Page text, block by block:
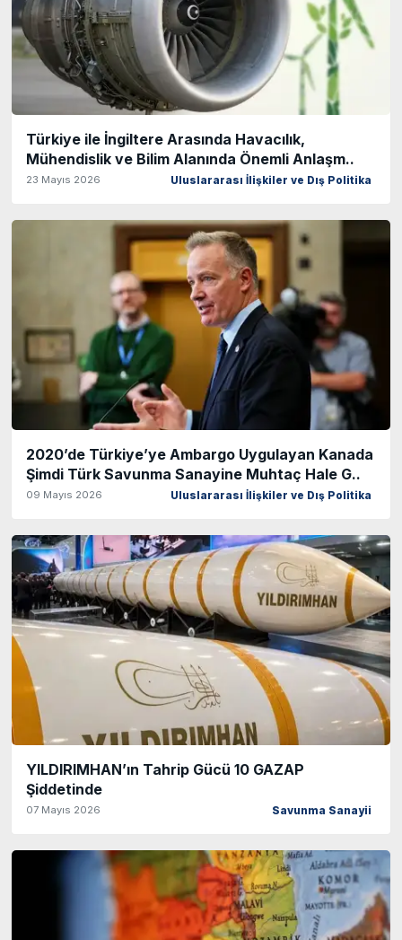
Türkiye ile İngiltere Arasında Havacılık,
Mühendislik ve Bilim Alanında Önemli Anlaşm..
23 Mayıs 2026 Uluslararası İlişkiler ve Dış Politika
2020’de Türkiye’ye Ambargo Uygulayan Kanada
Şimdi Türk Savunma Sanayine Muhtaç Hale G..
09 Mayıs 2026 Uluslararası İlişkiler ve Dış Politika
YILDIRIMHAN’ın Tahrip Gücü 10 GAZAP
Şiddetinde
07 Mayıs 2026 Savunma Sanayii